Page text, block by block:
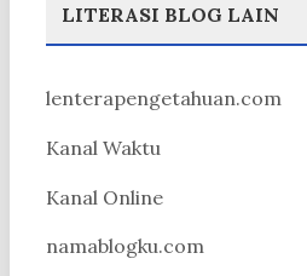
LITERASI BLOG LAIN
lenterapengetahuan.com
Kanal Waktu
Kanal Online
namablogku.com